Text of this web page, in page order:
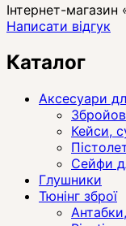
Інтернет-магазин
Написати відгук
Каталог
Аксесуари
Кейси,
Сейфи
Глушники
Тюнінг зброї